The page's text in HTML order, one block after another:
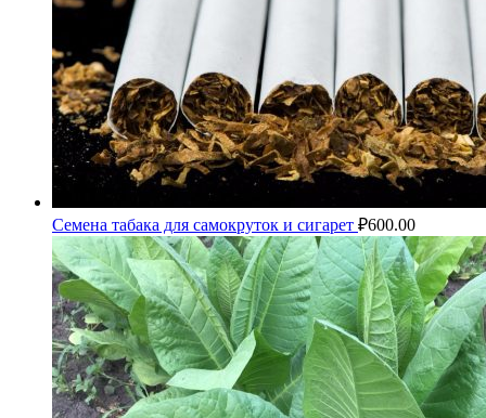
Семена табака для самокруток и сигарет ₽600.00